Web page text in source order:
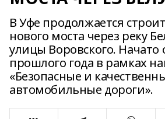
В Уфе продолжается
нового моста через реку
улицы Воровского.
прошлого года в рамках
«Безопасные и
автомобильные дороги».